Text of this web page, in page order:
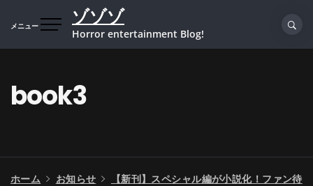
プ
メニュー ゾゾゾ
Horror entertainment Blog!
book3
ホーム お知らせ
【新刊】スペシャル編が小説化！ファン待